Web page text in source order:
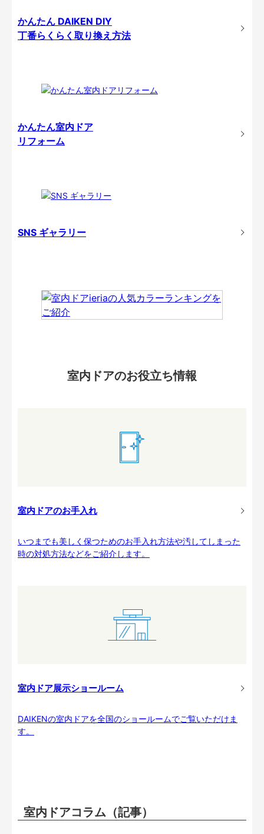
かんたん DAIKEN DIY
丁番らくらく取り換え方法
かんたん室内ドア
リフォーム
SNS ギャラリー
室内ドアのお役立ち情報
室内ドアのお手入れ
いつまでも美しく保つためのお手入れ方法や汚してしまった
時の対処方法などをご紹介します。
室内ドア展示ショールーム
DAIKENの室内ドアを全国のショールームでご覧いただけま
す。
室内ドアコラム（記事）